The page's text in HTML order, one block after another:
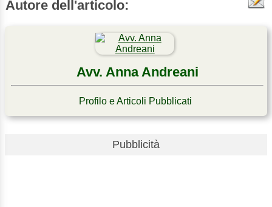
Autore dell'articolo:
Avv. Anna Andreani
Profilo e Articoli Pubblicati
Pubblicità